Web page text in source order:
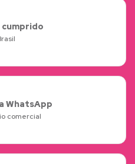
WhatsApp
comercial